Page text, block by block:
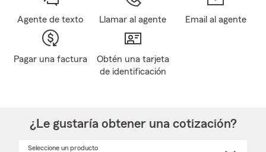
Agente de texto Llamar al agente Email al agente
Pagar una factura
Obtén una tarjeta
de identificación
¿Le gustaría obtener una cotización?
Seleccione un producto